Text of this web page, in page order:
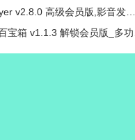
高级会员版,影音发烧友必备之万能视频播放器
箱 v1.1.3 解锁会员版_多功能效率工具箱